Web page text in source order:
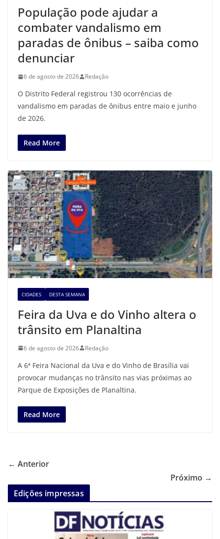
População pode ajudar a
combater vandalismo em
paradas de ônibus – saiba como
denunciar
6 de agosto de 2026 Redação
O Distrito Federal registrou 130 ocorrências de
vandalismo em paradas de ônibus entre maio e junho
de 2026.
Read More
CIDADES DESTA SEMANA
Feira da Uva e do Vinho altera o
trânsito em Planaltina
6 de agosto de 2026 Redação
A 6ª Feira Nacional da Uva e do Vinho de Brasília vai
provocar mudanças no trânsito nas vias próximas ao
Parque de Exposições de Planaltina.
Read More
← Anterior
Próximo →
Edições impressas